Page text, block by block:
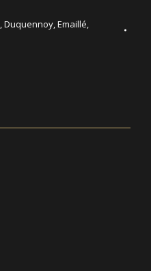
Duquennoy Emaillé